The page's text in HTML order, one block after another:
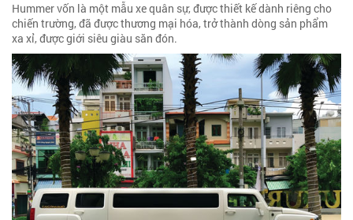
Hummer vốn là một mẫu xe quân sự, được thiết kế dành riêng cho
chiến trường, đã được thương mại hóa, trở thành dòng sản phẩm
xa xỉ, được giới siêu giàu săn đón.